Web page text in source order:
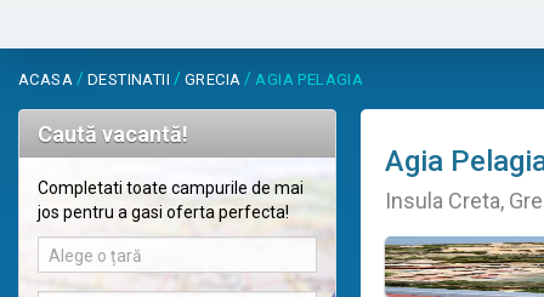
ACASA / DESTINATII / GRECIA /AGIA PELAGIA
Caută vacantă!
Completati toate campurile de mai
jos pentru a gasi oferta perfecta!
Alege o țară
Agia
Insula Creta,